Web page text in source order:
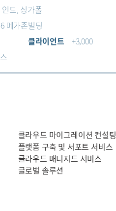
도, 싱가폴
메가존빌딩
클라이언트
+3,000
클라우드 마이그레이션 컨설팅
플랫폼 구축 및 서포트 서비스
클라우드 매니지드 서비스
글로벌 솔루션